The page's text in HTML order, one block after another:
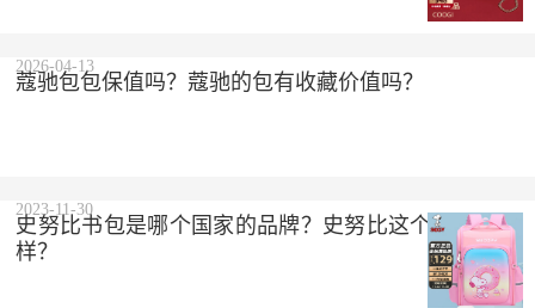
蔻驰包包保值吗？蔻驰的包有收藏价值吗？
2026-04-13
史努比书包是哪个国家的品牌？史努比这个品牌怎么
样？
2023-11-30